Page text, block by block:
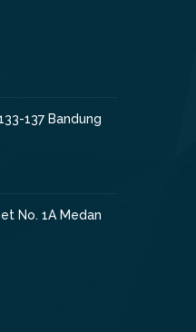
137 Bandung
No. 1A Medan